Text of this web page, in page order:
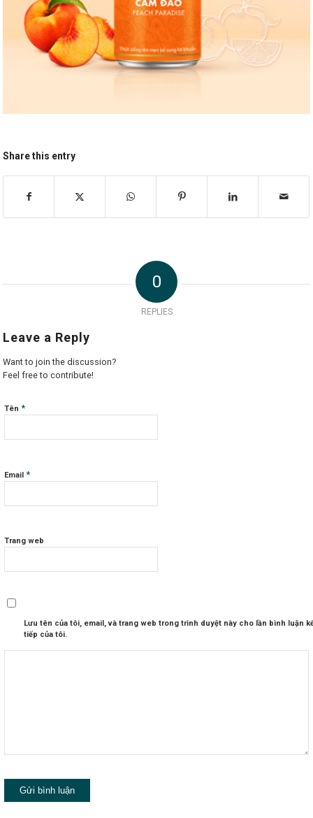
Share this entry
0
REPLIES
Leave a Reply
Want to join the discussion?
Feel free to contribute!
Tên*
Email*
Trang web
Lưu tên của tôi, email, và trang web trong trình duyệt này cho lần bình luận
tiếp của tôi.